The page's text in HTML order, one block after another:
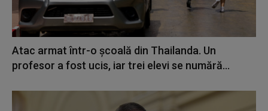
Atac armat într-o școală din Thailanda. Un
profesor a fost ucis, iar trei elevi se numără...